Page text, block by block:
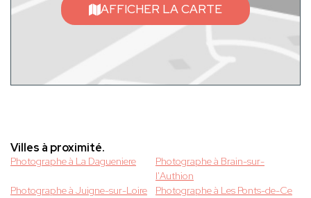
AFFICHER LA CARTE
Villes à proximité.
Photographe à La Dagueniere
Photographe à Brain-sur-
l'Authion
Photographe à Juigne-sur-Loire
Photographe à Les Ponts-de-Ce